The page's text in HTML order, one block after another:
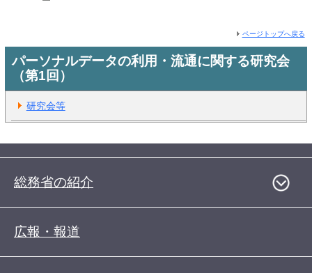
ページトップへ戻る
パーソナルデータの利用・流通に関する研究会
（第1回）
研究会等
総務省の紹介
広報・報道